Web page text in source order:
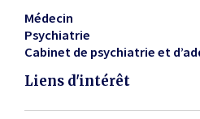
Médecin
Psychiatrie
Cabinet de psychiatrie et
Liens d'intérêt